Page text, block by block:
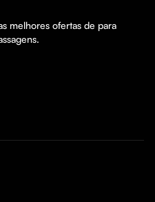
melhores ofertas de para